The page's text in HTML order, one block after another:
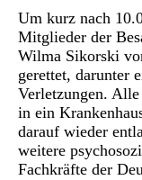
Um kurz nach
Mitglieder der
Wilma Sikorski
gerettet, darunter
Verletzungen.
in ein
darauf wieder
weitere
Fachkräfte der